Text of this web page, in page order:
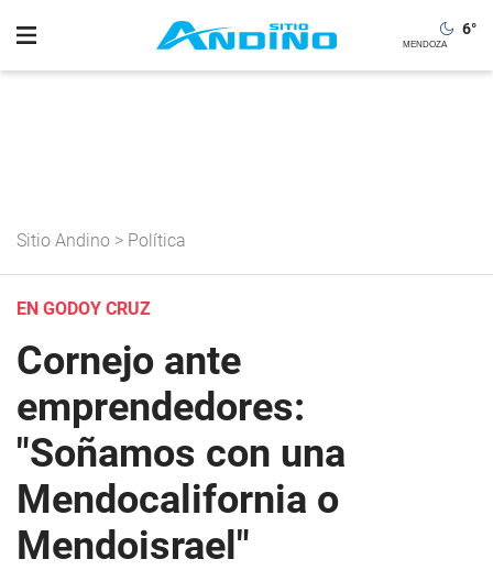
6°
Sitio Andino > Política
EN GODOY CRUZ
Cornejo ante
emprendedores:
"Soñamos con una
Mendocalifornia o
Mendoisrael"